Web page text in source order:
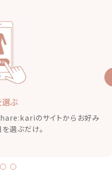
ぶ
のサイトからお好み
選ぶだけ。